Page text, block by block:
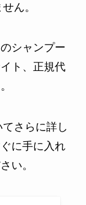
ん。
シャンプー
ト、正規代
さらに詳し
に手に入れ
い。